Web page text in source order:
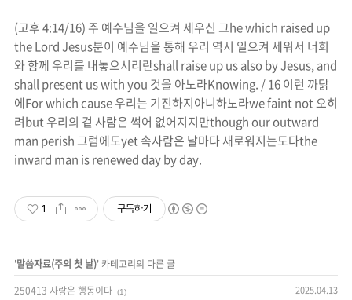
(고후4:14/16) 주 예수님을 일으켜 세우신 그he which raised up
the Lord Jesus분이 예수님을 통해 우리 역시 일으켜 세워서 너희
와 함께 우리를 내놓으시리란shall raise up us also by Jesus, and
shall present us with you 것을 아노라Knowing. / 16이런 까닭
에For which cause우리는 기진하지아니하노라we faint not오히
려but우리의 겉 사람은 썩어 없어지지만though our outward
man perish 그럼에도yet속사람은 날마다 새로워지는도다the
inward man is renewed day by day.
1 구독하기
'말씀자료(주의 첫 날)' 카테고리의 다른 글
250413 사랑은 행동이다 (1) 2025.04.13